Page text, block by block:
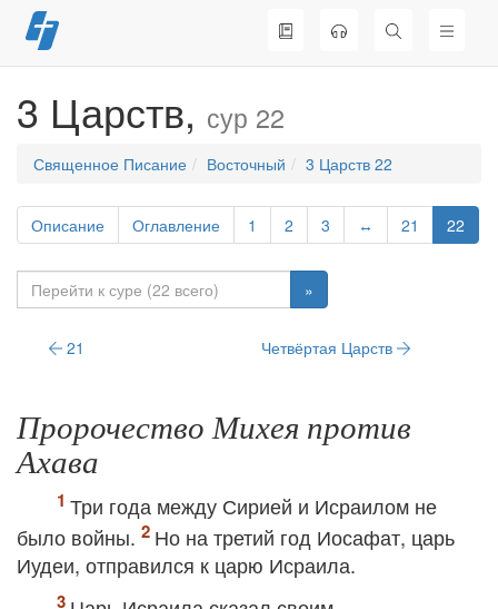
Перейти
к
3 Царств, сур 22
Священное Писание Восточный 3 Царств 22
Описание Оглавление 1 2 3 ↔ 21 22
»
21 Четвёртая Царств
Пророчество Михея против
Ахава
Три года между Сирией и Исраилом не
было войны.
Но на третий год Иосафат, царь
Иудеи, отправился к царю Исраила.